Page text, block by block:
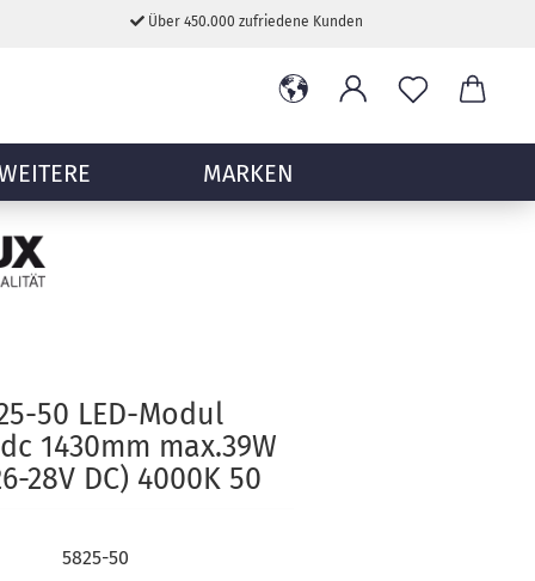
Über 450.000 zufriedene Kunden
MARKEN
50 LED-Modul
1430mm max.39W
28V DC) 4000K 50
5825-50